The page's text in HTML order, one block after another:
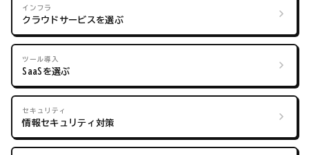
インフラ
クラウドサービスを選ぶ
ツール導入
SaaSを選ぶ
セキュリティ
情報セキュリティ対策